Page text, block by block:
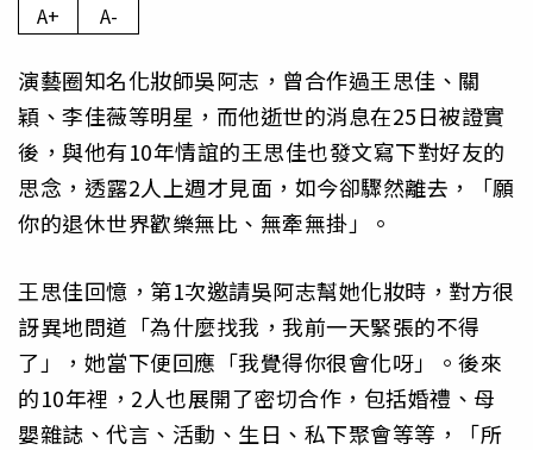
A+ A-
演藝圈知名化妝師吳阿志，曾合作過王思佳、關
穎、李佳薇等明星，而他逝世的消息在25日被證實
後，與他有10年情誼的王思佳也發文寫下對好友的
思念，透露2人上週才見面，如今卻驟然離去，「願
你的退休世界歡樂無比、無牽無掛」。
王思佳回憶，第1次邀請吳阿志幫她化妝時，對方很
訝異地問道「為什麼找我，我前一天緊張的不得
了」，她當下便回應「我覺得你很會化呀」。後來
的10年裡，2人也展開了密切合作，包括婚禮、母
嬰雜誌、代言、活動、生日、私下聚會等等，「所